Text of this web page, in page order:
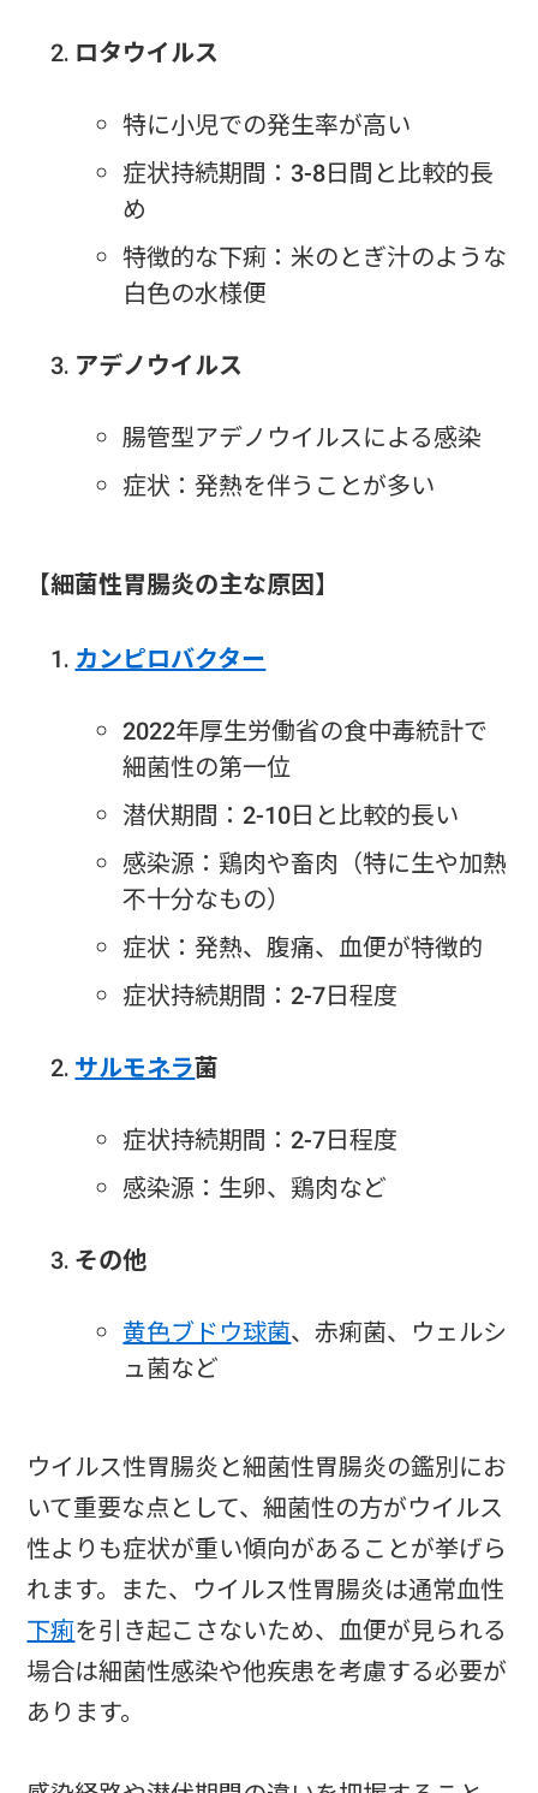
ロタウイルス
特に小児での発生率が高い
症状持続期間：3-8日間と比較的長
め
特徴的な下痢：米のとぎ汁のような
白色の水様便
アデノウイルス
腸管型アデノウイルスによる感染
症状：発熱を伴うことが多い
【細菌性胃腸炎の主な原因】
カンピロバクター
2022年厚生労働省の食中毒統計で
細菌性の第一位
潜伏期間：2-10日と比較的長い
感染源：鶏肉や畜肉（特に生や加熱
不十分なもの）
症状：発熱、腹痛、血便が特徴的
症状持続期間：2-7日程度
サルモネラ菌
症状持続期間：2-7日程度
感染源：生卵、鶏肉など
その他
黄色ブドウ球菌、赤痢菌、ウェルシ
ュ菌など
ウイルス性胃腸炎と細菌性胃腸炎の鑑別にお
いて重要な点として、細菌性の方がウイルス
性よりも症状が重い傾向があることが挙げら
れます。また、ウイルス性胃腸炎は通常血性
下痢を引き起こさないため、血便が見られる
場合は細菌性感染や他疾患を考慮する必要が
あります。